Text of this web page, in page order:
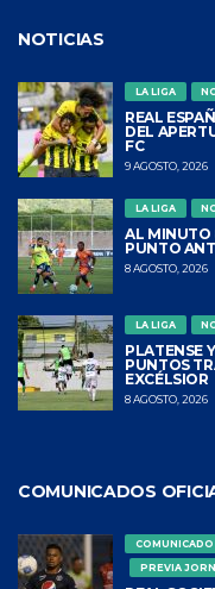
NOTICIAS
LA LIGA
REAL
DEL
FC
9 AGOSTO, 2026
LA LIGA
AL MINUTO
PUNTO
8 AGOSTO, 2026
LA LIGA
PLATENSE
PUNTOS
EXCÉLSIOR
8 AGOSTO, 2026
COMUNICADOS
COMUNICADO
PREVIA